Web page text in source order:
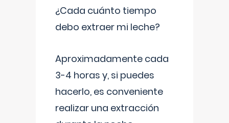
¿Cada cuánto tiempo
debo extraer mi leche?
Aproximadamente cada
3-4 horas y, si puedes
hacerlo, es conveniente
realizar una extracción